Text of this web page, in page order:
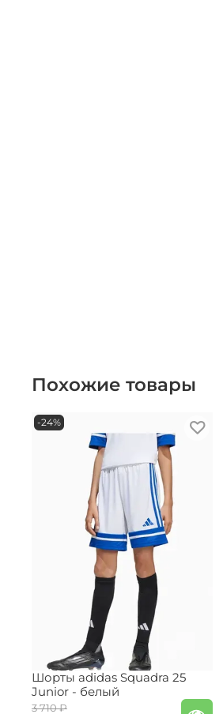
Похожие товары
-24%
Шорты adidas Squadra 25
Junior - белый
3 710 ₽